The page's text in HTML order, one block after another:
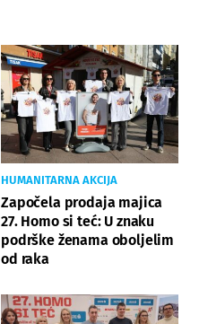
HUMANITARNA AKCIJA
Započela prodaja majica
27. Homo si teć: U znaku
podrške ženama oboljelim
od raka